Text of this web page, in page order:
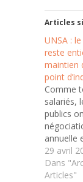
Articles
UNSA :
reste
maintien
point
Comme
salariés,
publics
annuelle
annuelle
29 avril
Dans
Articles"